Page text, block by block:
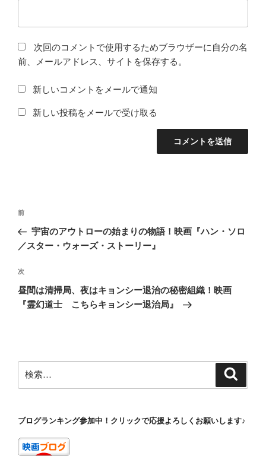
次回のコメントで使用するためブラウザーに自分の名
前、メールアドレス、サイトを保存する。
新しいコメントをメールで通知
新しい投稿をメールで受け取る
投
ナ
ゲ
ー
シ
前
の
投
前
宇宙のアウトローの始まりの物語！映画『ハン・ソロ
／スター・ウォーズ・ストーリー』
次
の
投
次
昼間は清掃局、夜はキョンシー退治の秘密組織！映画
『霊幻道士 こちらキョンシー退治局』
索:
ブログランキング参加中！クリックで応援よろしくお願いします♪